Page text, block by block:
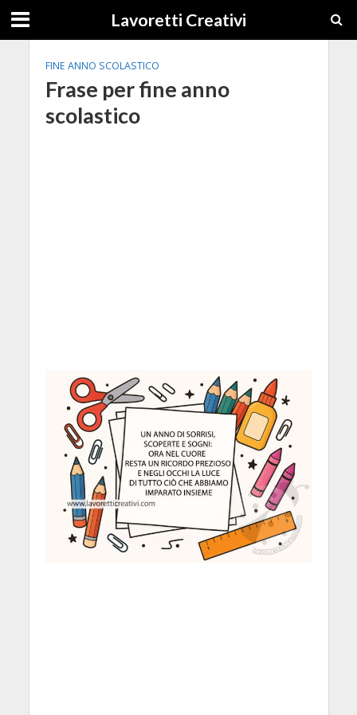
Lavoretti Creativi
FINE ANNO SCOLASTICO
Frase per fine anno
scolastico